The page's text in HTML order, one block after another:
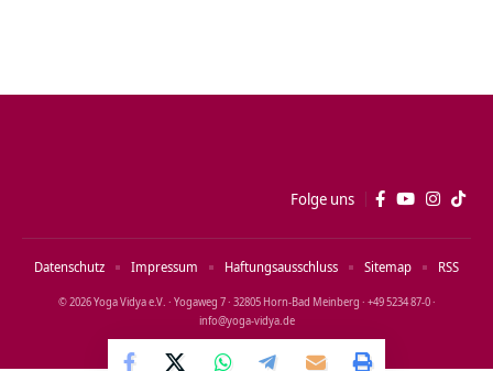
Folge uns
© 2026 Yoga Vidya e.V. · Yogaweg 7 · 32805 Horn‑Bad Meinberg · +49 5234 87‑0 ·
info@yoga‑vidya.de
Datenschutz Impressum Haftungsausschluss Sitemap RSS